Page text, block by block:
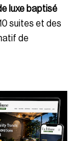
luxe baptisé
suites et des
de